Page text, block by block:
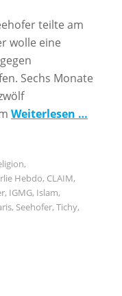
teilte am
wolle eine
Sechs Monate
Weiterlesen …
,
Hebdo, CLAIM,
, IGMG, Islam,
, Seehofer, Tichy,